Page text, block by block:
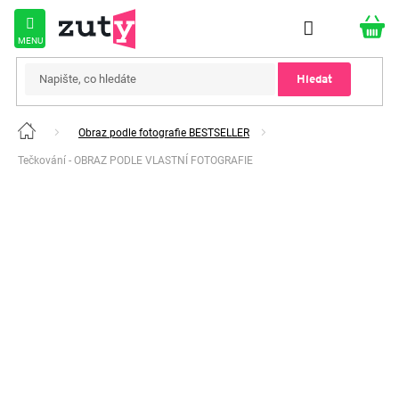
Přejít
obsah
Hledat
Domů Obraz podle fotografie BESTSELLER
Tečkování - OBRAZ PODLE VLASTNÍ FOTOGRAFIE